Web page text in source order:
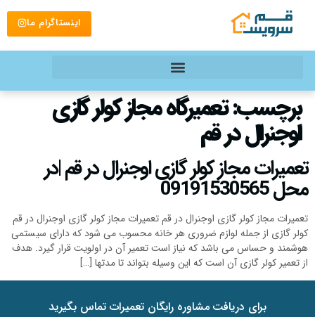
اینستاگرام ما
برچسب:تعمیرگاه مجاز کولر گازی
اوجنرال در قم
تعمیرات مجاز کولر گازی اوجنرال در قم |در
محل 09191530565
تعمیرات مجاز کولر گازی اوجنرال در قم تعمیرات مجاز کولر گازی اوجنرال در قم
کولر گازی از جمله لوازم ضروری هر خانه محسوب می شود که دارای سیستمی
هوشمند و حساس می باشد که نیاز است تعمیر آن در اولویت قرار گیرد. هدف
از تعمیر کولر گازی آن است که این وسیله بتواند تا مدتها […]
برای دریافت مشاوره رایگان تعمیرات تماس بگیرید